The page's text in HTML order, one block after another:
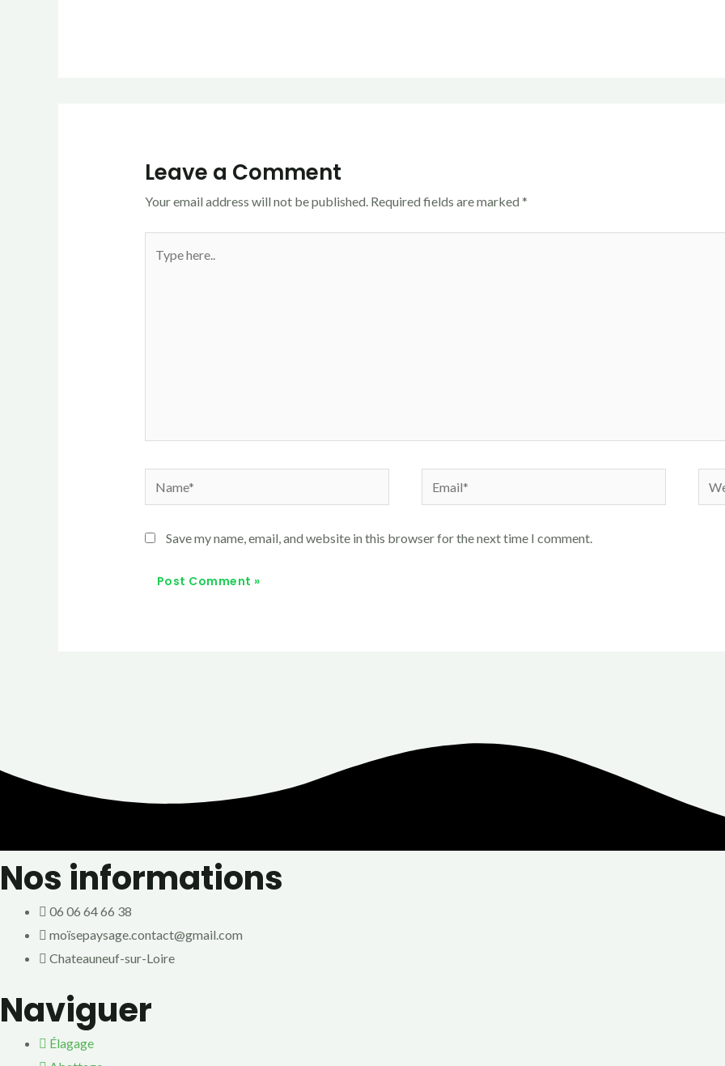
Leave a Comment
Your email address will not be published. Required fields are marked *
here..
Save my name, email, and website in this browser for the next time I comment.
Nos informations
06 06 64 66 38
moïsepaysage.contact@gmail.com
Chateauneuf-sur-Loire
Naviguer
Élagage